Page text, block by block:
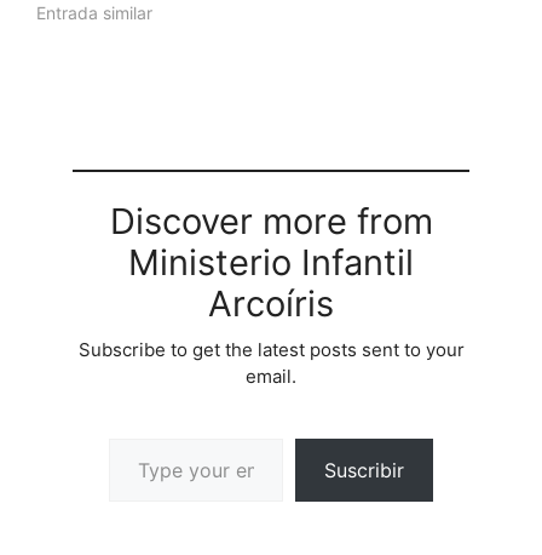
Entrada similar
Discover more from
Ministerio Infantil
Arcoíris
Subscribe to get the latest posts sent to your
email.
Suscribir